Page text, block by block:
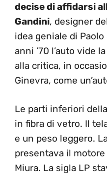
decise di affidarsi
Gandini, designer
idea geniale di
anni ’70 l’auto vide
alla critica, in
Ginevra, come
Le parti inferiori
in fibra di vetro. Il
e un peso leggero.
presentava il motore
Miura. La sigla LP